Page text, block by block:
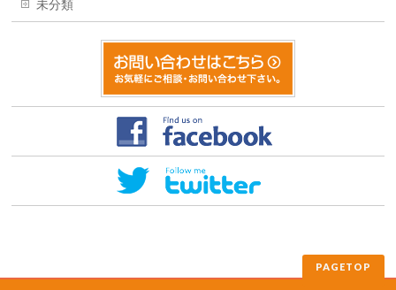
未分類
PAGETOP